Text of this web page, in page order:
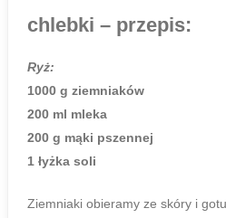
chlebki – przepis:
Ryż:
1000 g ziemniaków
200 ml mleka
200 g mąki pszennej
1 łyżka soli
Ziemniaki obieramy ze skóry i